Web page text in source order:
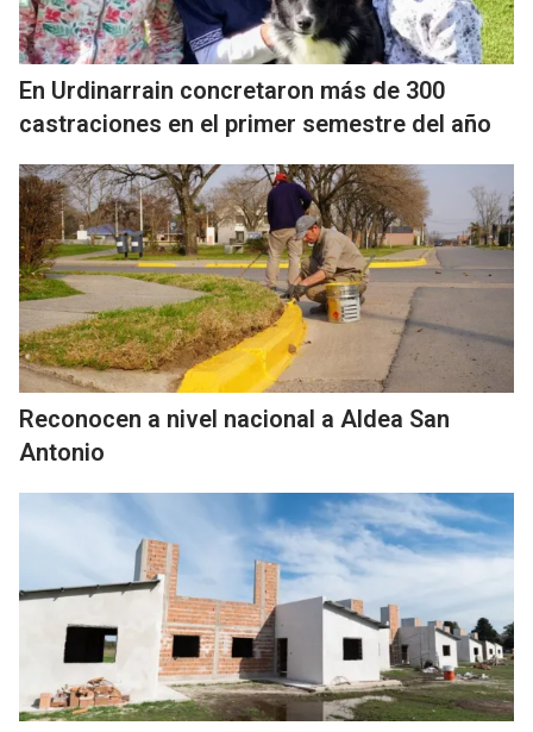
En Urdinarrain concretaron más de 300
castraciones en el primer semestre del año
Reconocen a nivel nacional a Aldea San
Antonio